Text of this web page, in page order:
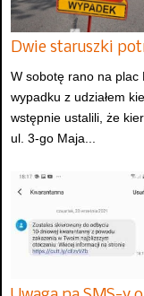
Dwie staruszki
W sobotę rano na plac
wypadku z udziałem
wstępnie ustalili, że
ul. 3-go Maja...